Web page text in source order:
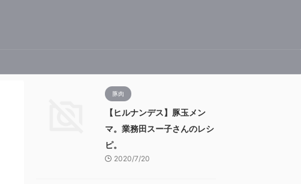
豚肉
【ヒルナンデス】豚玉メン
マ。業務田スー子さんのレシ
ピ。
2020/7/20